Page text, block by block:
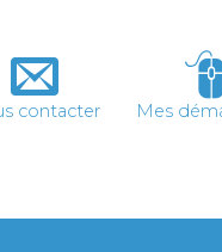
contacter Mes